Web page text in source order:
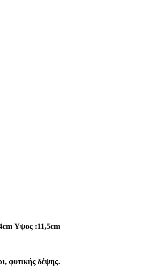
Υψος :11,5cm
φυτικής δέψης.